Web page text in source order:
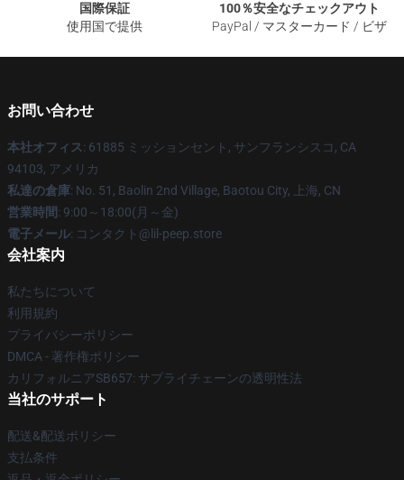
国際保証
使用国で提供
100％安全なチェックアウト
PayPal / マスターカード / ビザ
お問い合わせ
本社オフィス: 61885 ミッションセント, サンフランシスコ, CA
94103, アメリカ
私達の倉庫: No. 51, Baolin 2nd Village, Baotou City, 上海, CN
営業時間: 9:00～18:00(月～金)
電子メール: コンタクト@lil-peep.store
会社案内
私たちについて
利用規約
プライバシーポリシー
DMCA - 著作権ポリシー
カリフォルニアSB657: サプライチェーンの透明性法
当社のサポート
配送&配送ポリシー
支払条件